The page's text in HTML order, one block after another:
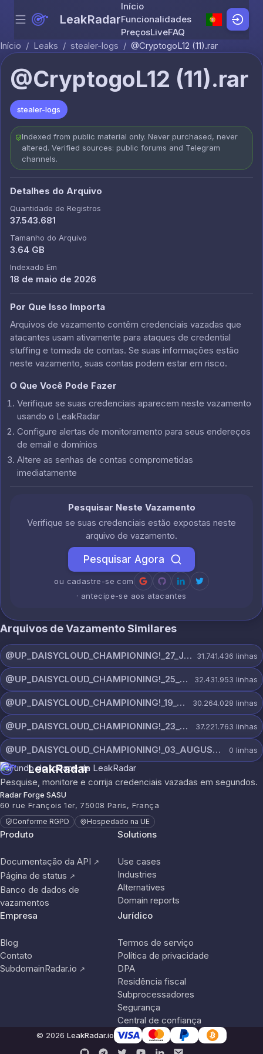
Skip to content
Menu LeakRadar
Início
Funcionalidades
PreçosLiveFAQ
Início / Leaks / stealer-logs / @CryptogoL12 (11).rar
@CryptogoL12 (11).rar
stealer-logs
Indexed from public material only. Never purchased, never
altered. Verified sources: public forums and Telegram
channels.
Detalhes do Arquivo
Quantidade de Registros
37.543.681
Tamanho do Arquivo
3.64 GB
Indexado Em
18 de maio de 2026
Por Que Isso Importa
Arquivos de vazamento contêm credenciais vazadas que
atacantes usam ativamente para ataques de credential
stuffing e tomada de contas. Se suas informações estão
neste vazamento, suas contas podem estar em risco.
O Que Você Pode Fazer
Verifique se suas credenciais aparecem neste vazamento
usando o LeakRadar
Configure alertas de monitoramento para seus endereços
de email e domínios
Altere as senhas de contas comprometidas
imediatamente
Pesquisar Neste Vazamento
Verifique se suas credenciais estão expostas neste
arquivo de vazamento.
Pesquisar Agora
ou cadastre-se com
· antecipe-se aos atacantes
Arquivos de Vazamento Similares
@UP_DAISYCLOUD_CHAMPIONING!_27_JULY_5982_ON_CHANNEL.rar 31.741.436 linhas
@UP_DAISYCLOUD_CHAMPIONING!_25_JULY_5797_ON_CHANNEL.rar 32.431.953 linhas
@UP_DAISYCLOUD_CHAMPIONING!_19_JULY_5790_ON_CHANNEL.rar 30.264.028 linhas
@UP_DAISYCLOUD_CHAMPIONING!_23_JULY_5300_ON_CHANNEL.rar 37.221.763 linhas
@UP_DAISYCLOUD_CHAMPIONING!_03_AUGUST_7865_ON_CHANNEL.rar 0 linhas
LeakRadar
Pesquise, monitore e corrija credenciais vazadas em segundos.
Radar Forge SASU
60 rue François 1er, 75008 Paris, França
Conforme RGPD Hospedado na UE
Produto
Documentação da API ↗
Página de status ↗
Banco de dados de
vazamentos
Solutions
Use cases
Industries
Alternatives
Domain reports
Empresa
Blog
Contato
SubdomainRadar.io ↗
Jurídico
Termos de serviço
Política de privacidade
DPA
Residência fiscal
Subprocessadores
Segurança
Central de confiança
© 2026 LeakRadar.io